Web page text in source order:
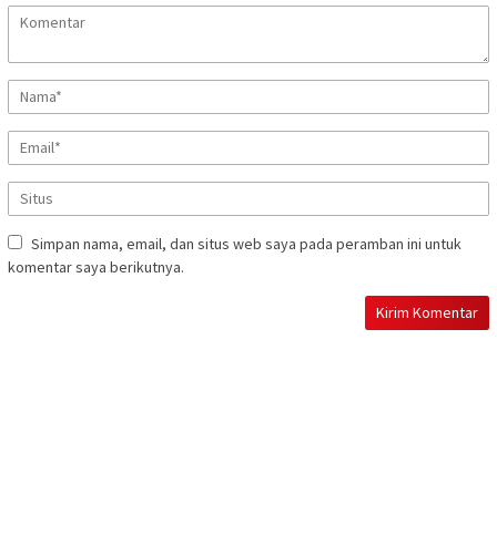
Simpan nama, email, dan situs web saya pada peramban ini untuk
komentar saya berikutnya.